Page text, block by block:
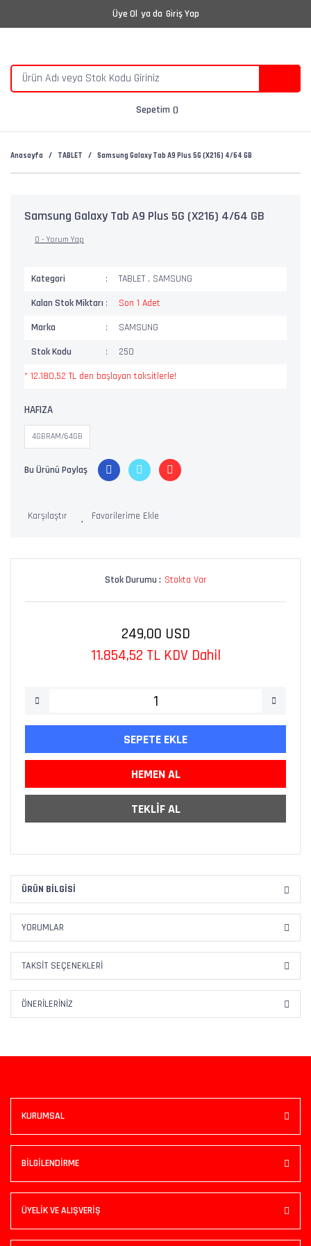
Üye Ol ya da Giriş Yap
Sepetim
Anasayfa TABLET Samsung Galaxy Tab A9 Plus 5G (X216) 4/64 GB
Samsung Galaxy Tab A9 Plus 5G (X216) 4/64 GB
0 - Yorum Yap
Kategori TABLET , SAMSUNG
Kalan Stok Miktarı
Son 1 Adet
Marka
SAMSUNG
Stok Kodu
250
* 12.180,52 TL den başlayan taksitlerle!
HAFIZA
4GBRAM/64GB
Bu Ürünü Paylaş
Karşılaştır
Stok Durumu : Stokta Var
249,00 USD
11.854,52 TL KDV Dahil
SEPETE EKLE
HEMEN AL
TEKLİF AL
ÜRÜN BILGISI
YORUMLAR
TAKSIT SEÇENEKLERI
ÖNERILERINIZ
KURUMSAL
BİLGİLENDİRME
ÜYELİK VE ALIŞVERİŞ